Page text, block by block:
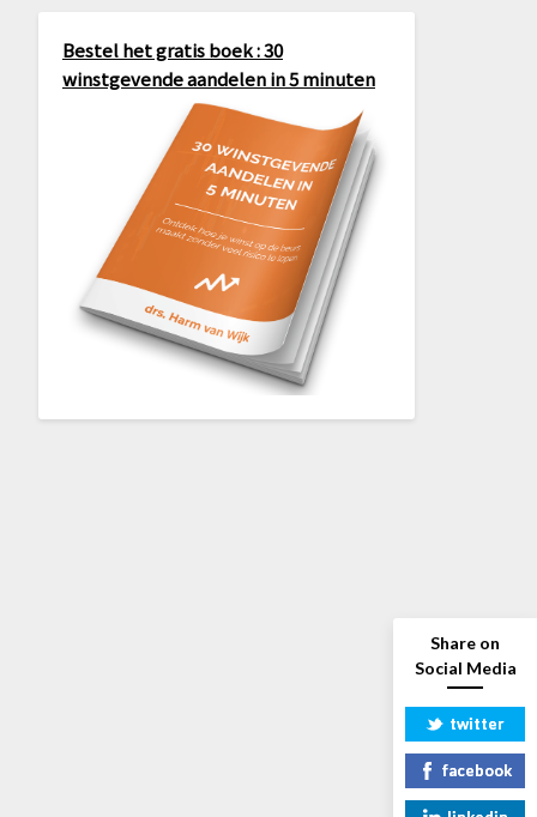
Bestel het gratis boek : 30
winstgevende aandelen in 5 minuten
Share on
Social Media
twitter
facebook